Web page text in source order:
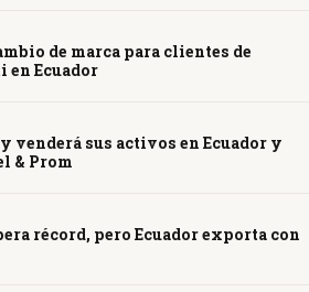
de marca para clientes de
Ecuador
venderá sus activos en Ecuador y
& Prom
récord, pero Ecuador exporta con